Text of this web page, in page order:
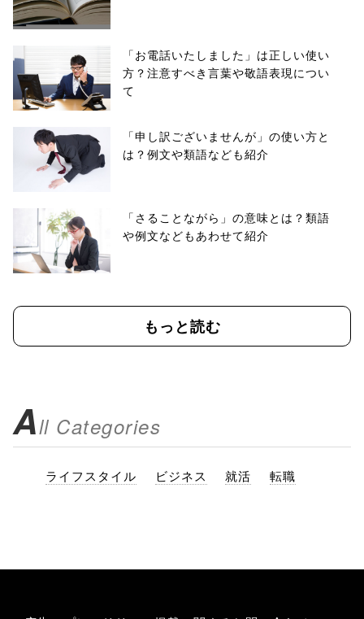
「お電話いたしました」は正しい使い
方？注意すべき言葉や敬語表現につい
て
「申し訳ございませんが」の使い方と
は？例文や類語なども紹介
「さることながら」の意味とは？類語
や例文などもあわせて紹介
もっと読む
All Categories
ライフスタイル ビジネス 就活 転職